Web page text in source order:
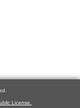
License.